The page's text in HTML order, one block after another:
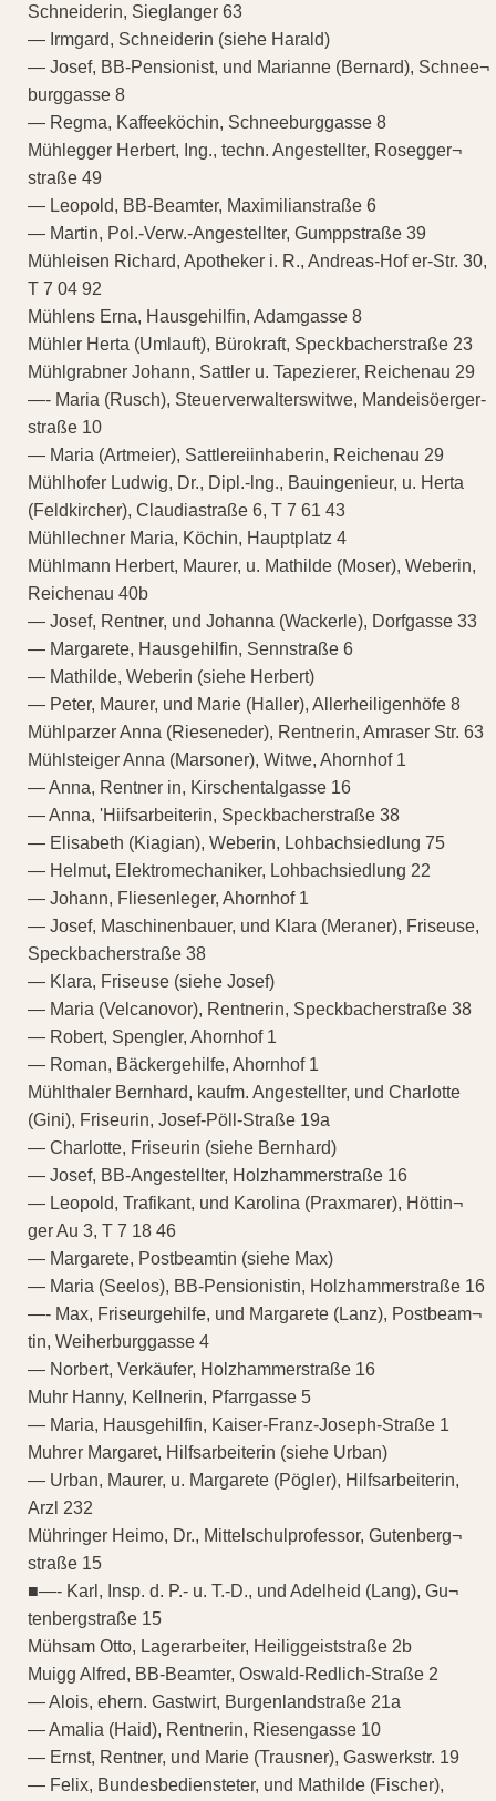
Schneiderin, Sieglanger 63
— Irmgard, Schneiderin (siehe Harald)
— Josef, BB-Pensionist, und Marianne (Bernard), Schnee¬
burggasse 8
— Regma, Kaffeeköchin, Schneeburggasse 8
Mühlegger Herbert, Ing., techn. Angestellter, Rosegger¬
straße 49
— Leopold, BB-Beamter, Maximilianstraße 6
— Martin, Pol.-Verw.-Angestellter, Gumppstraße 39
Mühleisen Richard, Apotheker i. R., Andreas-Hof er-Str. 30,
T 7 04 92
Mühlens Erna, Hausgehilfin, Adamgasse 8
Mühler Herta (Umlauft), Bürokraft, Speckbacherstraße 23
Mühlgrabner Johann, Sattler u. Tapezierer, Reichenau 29
—- Maria (Rusch), Steuerverwalterswitwe, Mandeisöerger-
straße 10
— Maria (Artmeier), Sattlereiinhaberin, Reichenau 29
Mühlhofer Ludwig, Dr., Dipl.-lng., Bauingenieur, u. Herta
(Feldkircher), Claudiastraße 6, T 7 61 43
Mühllechner Maria, Köchin, Hauptplatz 4
Mühlmann Herbert, Maurer, u. Mathilde (Moser), Weberin,
Reichenau 40b
— Josef, Rentner, und Johanna (Wackerle), Dorfgasse 33
— Margarete, Hausgehilfin, Sennstraße 6
— Mathilde, Weberin (siehe Herbert)
— Peter, Maurer, und Marie (Haller), Allerheiligenhöfe 8
Mühlparzer Anna (Rieseneder), Rentnerin, Amraser Str. 63
Mühlsteiger Anna (Marsoner), Witwe, Ahornhof 1
— Anna, Rentner in, Kirschentalgasse 16
— Anna, 'Hiifsarbeiterin, Speckbacherstraße 38
— Elisabeth (Kiagian), Weberin, Lohbachsiedlung 75
— Helmut, Elektromechaniker, Lohbachsiedlung 22
— Johann, Fliesenleger, Ahornhof 1
— Josef, Maschinenbauer, und Klara (Meraner), Friseuse,
Speckbacherstraße 38
— Klara, Friseuse (siehe Josef)
— Maria (Velcanovor), Rentnerin, Speckbacherstraße 38
— Robert, Spengler, Ahornhof 1
— Roman, Bäckergehilfe, Ahornhof 1
Mühlthaler Bernhard, kaufm. Angestellter, und Charlotte
(Gini), Friseurin, Josef-Pöll-Straße 19a
— Charlotte, Friseurin (siehe Bernhard)
— Josef, BB-Angestellter, Holzhammerstraße 16
— Leopold, Trafikant, und Karolina (Praxmarer), Höttin¬
ger Au 3, T 7 18 46
— Margarete, Postbeamtin (siehe Max)
— Maria (Seelos), BB-Pensionistin, Holzhammerstraße 16
—- Max, Friseurgehilfe, und Margarete (Lanz), Postbeam¬
tin, Weiherburggasse 4
— Norbert, Verkäufer, Holzhammerstraße 16
Muhr Hanny, Kellnerin, Pfarrgasse 5
— Maria, Hausgehilfin, Kaiser-Franz-Joseph-Straße 1
Muhrer Margaret, Hilfsarbeiterin (siehe Urban)
— Urban, Maurer, u. Margarete (Pögler), Hilfsarbeiterin,
Arzl 232
Mühringer Heimo, Dr., Mittelschulprofessor, Gutenberg¬
straße 15
■—- Karl, Insp. d. P.- u. T.-D., und Adelheid (Lang), Gu¬
tenbergstraße 15
Mühsam Otto, Lagerarbeiter, Heiliggeiststraße 2b
Muigg Alfred, BB-Beamter, Oswald-Redlich-Straße 2
— Alois, ehern. Gastwirt, Burgenlandstraße 21a
— Amalia (Haid), Rentnerin, Riesengasse 10
— Ernst, Rentner, und Marie (Trausner), Gaswerkstr. 19
— Felix, Bundesbediensteter, und Mathilde (Fischer),